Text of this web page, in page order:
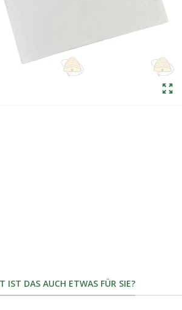
IST DAS AUCH ETWAS FÜR SIE?